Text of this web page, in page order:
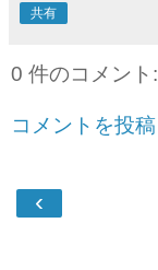
共有
0 件のコメント:
コメントを投稿
‹